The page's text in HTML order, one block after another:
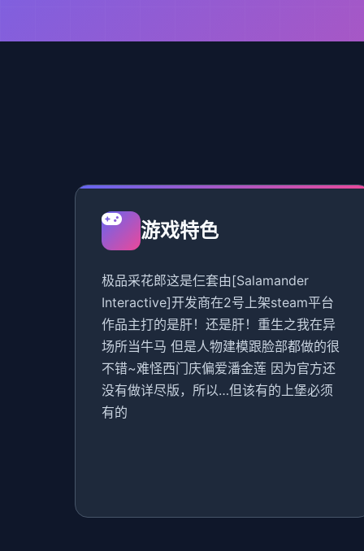
游戏特色
极品采花郎这是仨套由[Salamander
Interactive]开发商在2号上架steam平台
作品主打的是肝！还是肝！重生之我在异
场所当牛马 但是人物建模跟脸部都做的很
不错~难怪西门庆偏爱潘金莲 因为官方还
没有做详尽版，所以…但该有的上堡必须
有的